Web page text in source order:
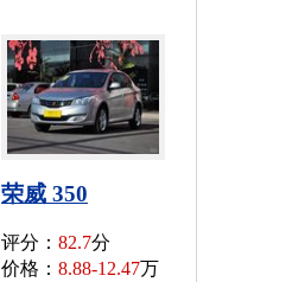
荣威 350
评分： 82.7分
价格： 8.88-12.47万